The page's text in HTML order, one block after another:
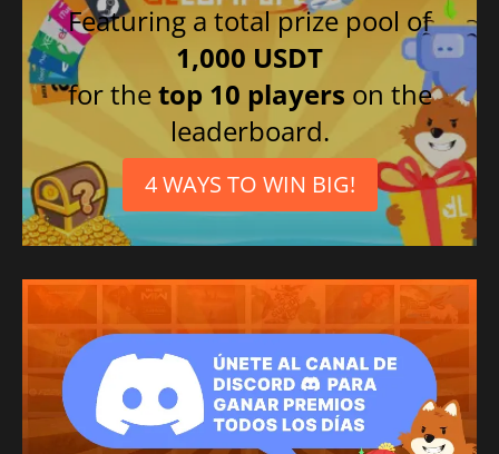
Featuring a total prize pool of
1,000 USDT
for thetop 10 players on the
leaderboard.
4 WAYS TO WIN BIG!